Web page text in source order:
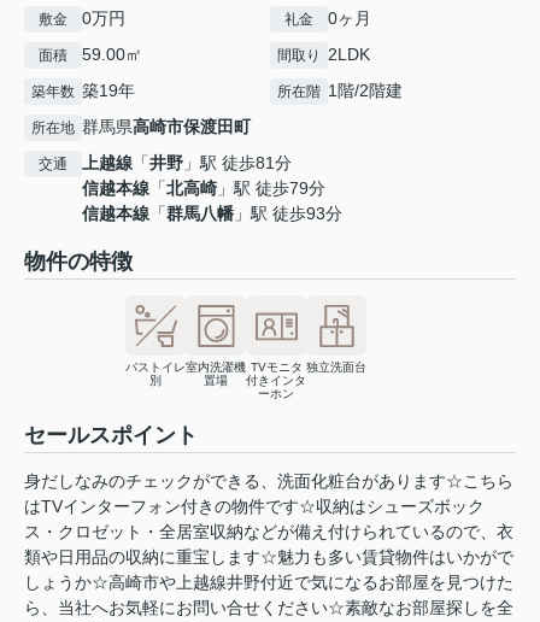
敷金 0万円 礼金 0ヶ月
面積 59.00㎡ 間取り 2LDK
築年数 築19年 所在階 1階/2階建
所在地 群馬県高崎市保渡田町
交通 上越線 「井野 」駅 徒歩81分
信越本線 「北高崎 」駅 徒歩79分
信越本線 「群馬八幡 」駅 徒歩93分
物件の特徴
バストイレ
別
室内洗濯機
置場
TVモニタ
付きインタ
ーホン
独立洗面台
セールスポイント
身だしなみのチェックができる、洗面化粧台があります☆こちら
はTVインターフォン付きの物件です☆収納はシューズボック
ス・クロゼット・全居室収納などが備え付けられているので、衣
類や日用品の収納に重宝します☆魅力も多い賃貸物件はいかがで
しょうか☆高崎市や上越線井野付近で気になるお部屋を見つけた
ら、当社へお気軽にお問い合せください☆素敵なお部屋探しを全